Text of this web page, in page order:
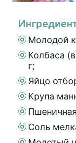
Молодой
Колбаса
г;
Яйцо
Крупа
Соль